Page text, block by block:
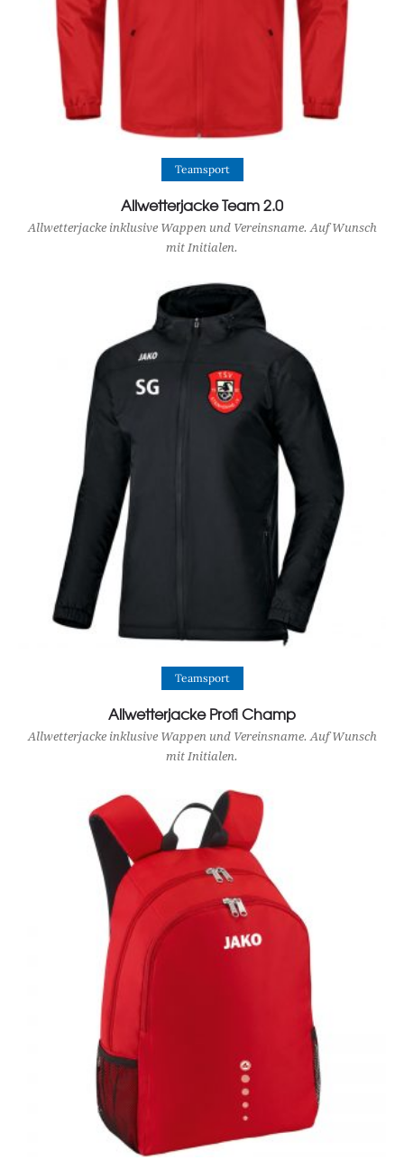
View Product
Teamsport
Allwetterjacke Team 2.0
Allwetterjacke inklusive Wappen und Vereinsname. Auf Wunsch
mit Initialen.
View Product
Teamsport
Allwetterjacke Profi Champ
Allwetterjacke inklusive Wappen und Vereinsname. Auf Wunsch
mit Initialen.